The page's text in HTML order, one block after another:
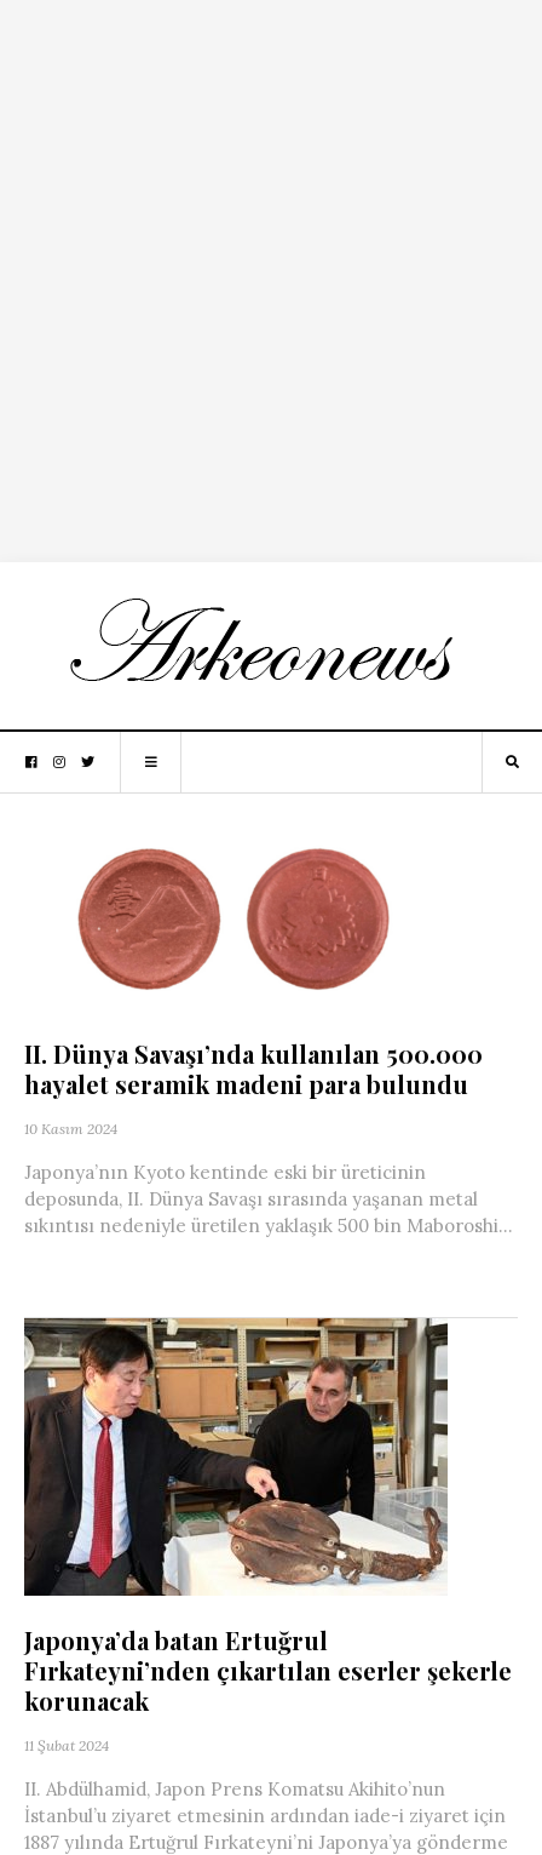
II. Dünya Savaşı’nda kullanılan 500.000
hayalet seramik madeni para bulundu
10 Kasım 2024
Japonya’nın Kyoto kentinde eski bir üreticinin
deposunda, II. Dünya Savaşı sırasında yaşanan metal
sıkıntısı nedeniyle üretilen yaklaşık 500 bin Maboroshi...
Japonya’da batan Ertuğrul
Fırkateyni’nden çıkartılan eserler şekerle
korunacak
11 Şubat 2024
II. Abdülhamid, Japon Prens Komatsu Akihito’nun
İstanbul’u ziyaret etmesinin ardından iade-i ziyaret için
1887 yılında Ertuğrul Fırkateyni’ni Japonya’ya gönderme